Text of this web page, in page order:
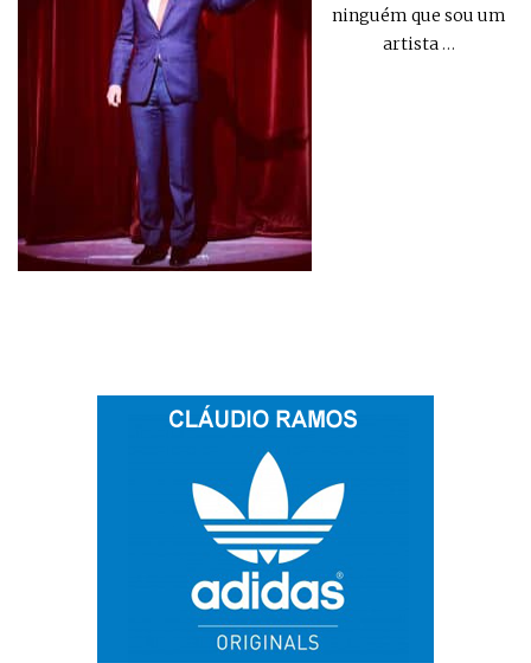
ninguém que sou um
artista …